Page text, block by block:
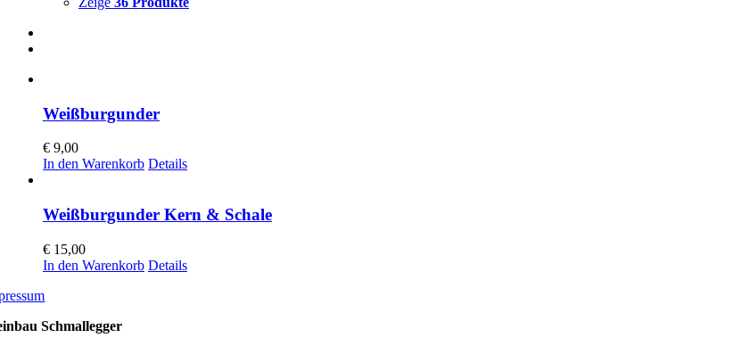
Weißburgunder
€ 9,00
In den Warenkorb Details
Weißburgunder Kern & Schale
€ 15,00
In den Warenkorb Details
Schmallegger